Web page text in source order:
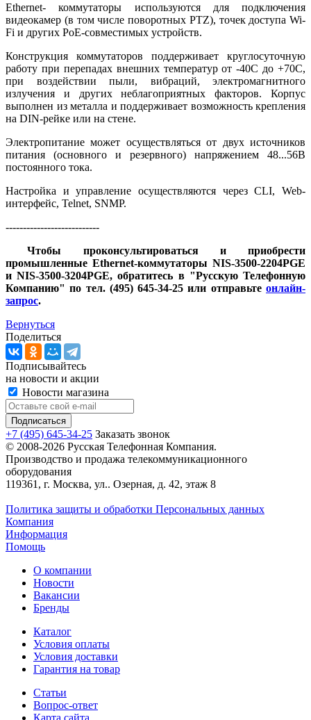
Ethernet- коммутаторы используются для подключения
видеокамер (в том числе поворотных PTZ), точек доступа Wi-
Fi и других PoE-совместимых устройств.
Конструкция коммутаторов поддерживает круглосуточную
работу при перепадах внешних температур от -40С до +70С,
при воздействии пыли, вибраций, электромагнитного
излучения и других неблагоприятных факторов. Корпус
выполнен из металла и поддерживает возможность крепления
на DIN-рейке или на стене.
Электропитание может осуществляться от двух источников
питания (основного и резервного) напряжением 48...56В
постоянного тока.
Настройка и управление осуществляются через CLI, Web-
интерфейс, Telnet, SNMP.
---------------------------
Чтобы проконсультироваться и приобрести
промышленные Ethernet-коммутаторы NIS-3500-2204PGE
и NIS-3500-3204PGE, обратитесь в "Русскую Телефонную
Компанию" по тел. (495) 645-34-25 или отправьте онлайн-
запрос.
Вернуться
Поделиться
Подписывайтесь
на новости и акции
Новости магазина
+7 (495) 645-34-25 Заказать звонок
© 2008-2026 Русская Телефонная Компания.
Производство и продажа телекоммуникационного
оборудования
119361, г. Москва, ул.. Озерная, д. 42, этаж 8
Политика защиты и обработки Персональных данных
Компания
Информация
Помощь
О компании
Новости
Вакансии
Бренды
Каталог
Условия оплаты
Условия доставки
Гарантия на товар
Статьи
Вопрос-ответ
Карта сайта